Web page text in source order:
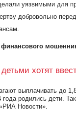
уязвимыми для
добровольно
финансового
хотят
выплачивать до
года родились дети.
Новости».